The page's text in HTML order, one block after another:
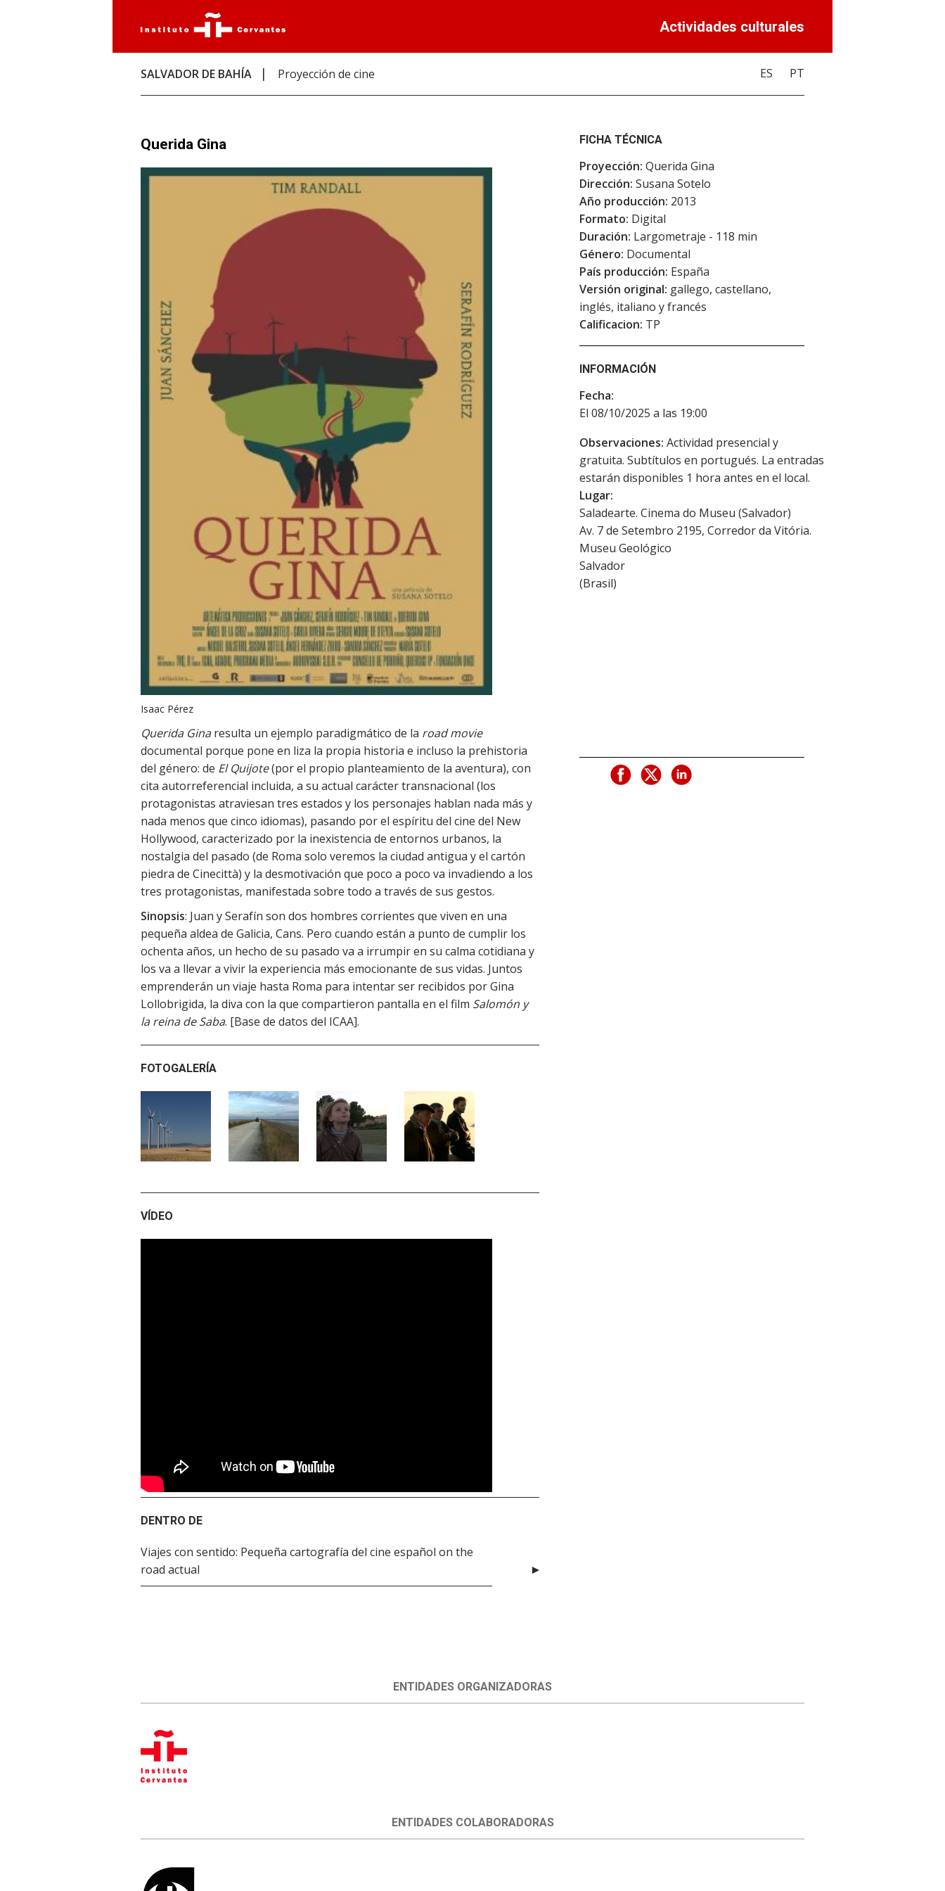
Actividades culturales
SALVADOR DE BAHÍA Proyección de cine ES PT
Querida Gina
Isaac Pérez
Querida Ginaresulta un ejemplo paradigmático de la road movie
documental porque pone en liza la propia historia e incluso la prehistoria
del género: de El Quijote(por el propio planteamiento de la aventura), con
cita autorreferencial incluida, a su actual carácter transnacional (los
protagonistas atraviesan tres estados y los personajes hablan nada más y
nada menos que cinco idiomas), pasando por el espíritu del cine del New
Hollywood, caracterizado por la inexistencia de entornos urbanos, la
nostalgia del pasado (de Roma solo veremos la ciudad antigua y el cartón
piedra de Cinecittà) y la desmotivación que poco a poco va invadiendo a los
tres protagonistas, manifestada sobre todo a través de sus gestos.
Sinopsis: Juan y Serafín son dos hombres corrientes que viven en una
pequeña aldea de Galicia, Cans. Pero cuando están a punto de cumplir los
ochenta años, un hecho de su pasado va a irrumpir en su calma cotidiana y
los va a llevar a vivir la experiencia más emocionante de sus vidas. Juntos
emprenderán un viaje hasta Roma para intentar ser recibidos por Gina
Lollobrigida, la diva con la que compartieron pantalla en el film Salomón y
la reina de Saba. [Base de datos del ICAA].
FOTOGALERÍA
VÍDEO
DENTRO DE
Viajes con sentido: Pequeña cartografía del cine español on the
road actual
FICHA TÉCNICA
Proyección: Querida Gina
Dirección: Susana Sotelo
Año producción: 2013
Formato: Digital
Duración: Largometraje - 118 min
Género: Documental
País producción: España
Versión original: gallego, castellano,
inglés, italiano y francés
Calificacion: TP
INFORMACIÓN
Fecha:
El 08/10/2025 a las 19:00
Observaciones: Actividad presencial y
gratuita. Subtítulos en portugués. La entradas
estarán disponibles 1 hora antes en el local.
Lugar:
Saladearte. Cinema do Museu (Salvador)
Av. 7 de Setembro 2195, Corredor da Vitória.
Museu Geológico
Salvador
(Brasil)
ENTIDADES ORGANIZADORAS
ENTIDADES COLABORADORAS